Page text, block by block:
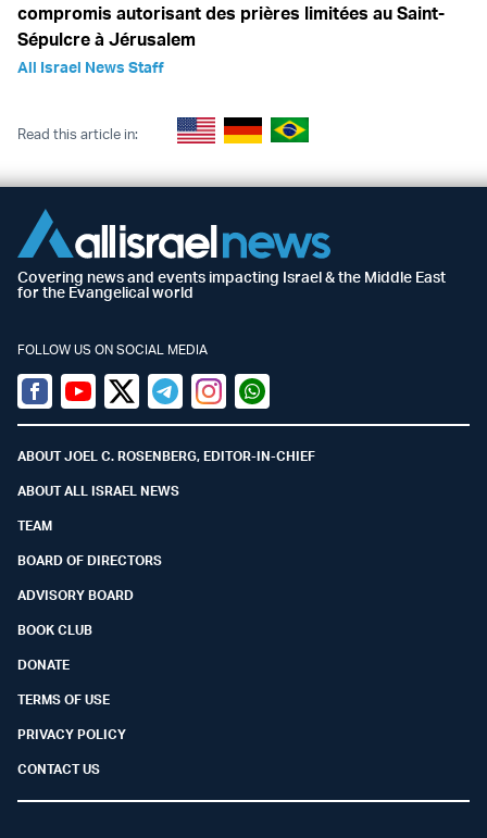
compromis autorisant des prières limitées au Saint-
Sépulcre à Jérusalem
All Israel News Staff
Read this article in:
Covering news and events impacting Israel & the Middle East
for the Evangelical world
FOLLOW US ON SOCIAL MEDIA
Facebook
YoutubeTwitter (X)
TelegramInstagramWhatsapp
ABOUT JOEL C. ROSENBERG, EDITOR-IN-CHIEF
ABOUT ALL ISRAEL NEWS
TEAM
BOARD OF DIRECTORS
ADVISORY BOARD
BOOK CLUB
DONATE
TERMS OF USE
PRIVACY POLICY
CONTACT US